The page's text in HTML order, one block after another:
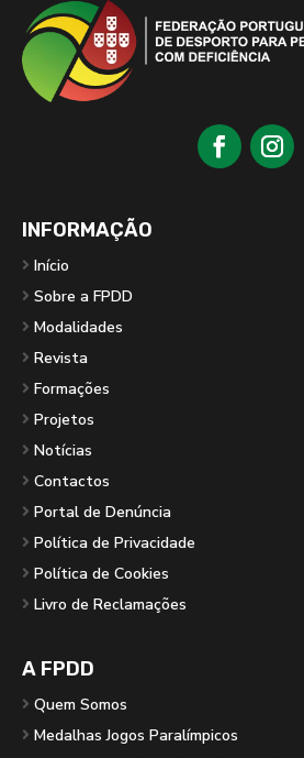
INFORMAÇÃO
Início
Sobre a FPDD
Modalidades
Revista
Formações
Projetos
Notícias
Contactos
Portal de Denúncia
Política de Privacidade
Política de Cookies
Livro de Reclamações
A FPDD
Quem Somos
Medalhas Jogos Paralímpicos